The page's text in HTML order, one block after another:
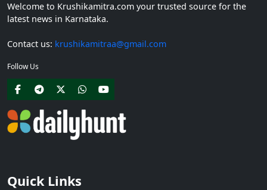
Welcome to Krushikamitra.com your trusted source for the
latest news in Karnataka.
Contact us: krushikamitraa@gmail.com
Follow Us
Quick Links